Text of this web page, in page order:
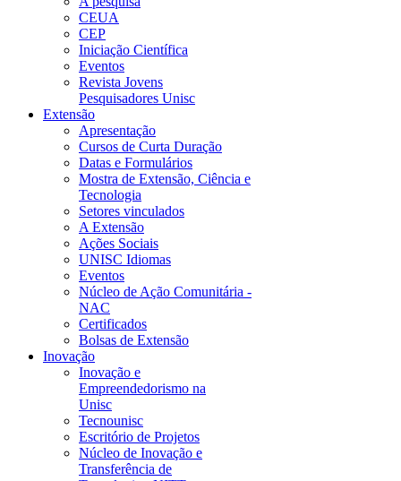
CEUA
CEP
Iniciação Científica
Eventos
Revista Jovens
Pesquisadores Unisc
Extensão
Apresentação
Cursos de Curta Duração
Datas e Formulários
Mostra de Extensão, Ciência e
Tecnologia
Setores vinculados
A Extensão
Ações Sociais
UNISC Idiomas
Eventos
Núcleo de Ação Comunitária -
NAC
Certificados
Bolsas de Extensão
Inovação
Inovação e
Empreendedorismo na
Unisc
Tecnounisc
Escritório de Projetos
Núcleo de Inovação e
Transferência de